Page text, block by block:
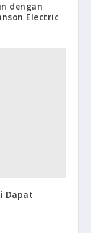
dengan
Electric
Dapat